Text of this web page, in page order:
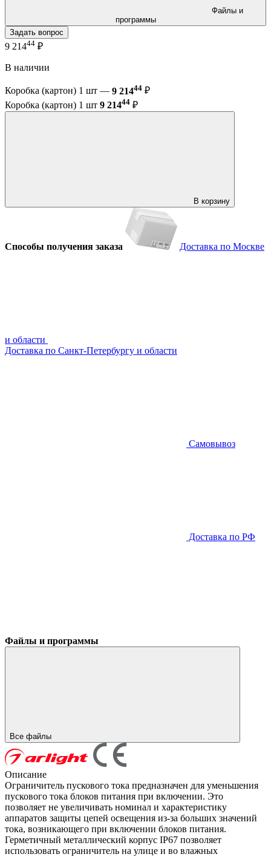
программы
Задать вопрос
9 21444 ₽
В наличии
Коробка (картон) 1 шт — 9 21444 ₽
Коробка (картон) 1 шт 9 21444 ₽
В корзину
Способы получения заказа Доставка по Москве
и области
Доставка по Санкт-Петербургу и области
Самовывоз
Доставка по РФ
Файлы и программы
Все файлы
Описание
Ограничитель пускового тока предназначен для уменьшения
пускового тока блоков питания при включении. Это
позволяет не увеличивать номинал и характеристику
аппаратов защиты цепей освещения из-за больших значений
тока, возникающего при включении блоков питания.
Герметичный металлический корпус IP67 позволяет
использовать ограничитель на улице и во влажных